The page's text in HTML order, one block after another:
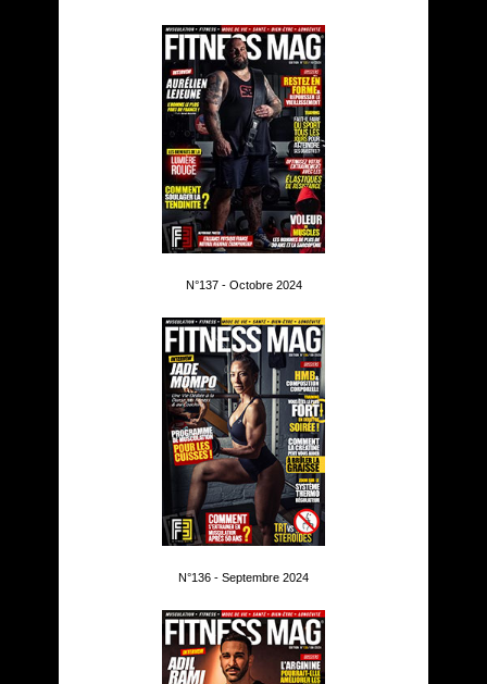
N°137 - Octobre 2024
N°136 - Septembre 2024